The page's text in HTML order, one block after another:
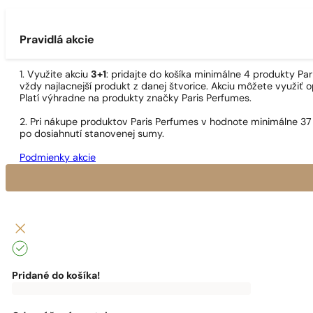
Pravidlá akcie
1. Využite akciu 3+1: pridajte do košíka minimálne 4 produkty
vždy najlacnejší produkt z danej štvorice. Akciu môžete využiť
Platí výhradne na produkty značky Paris Perfumes.
2. Pri nákupe produktov Paris Perfumes v hodnote minimálne
po dosiahnutí stanovenej sumy.
Podmienky akcie
Pridané do košíka!